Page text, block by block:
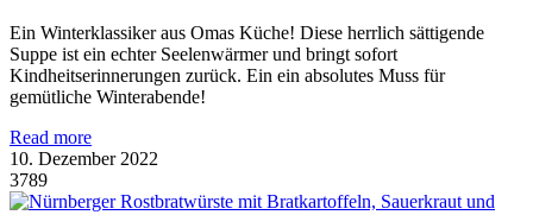
Ein Winterklassiker aus Omas Küche! Diese herrlich sättigende
Suppe ist ein echter Seelenwärmer und bringt sofort
Kindheitserinnerungen zurück. Ein ein absolutes Muss für
gemütliche Winterabende!
Read more
10. Dezember 2022
3789